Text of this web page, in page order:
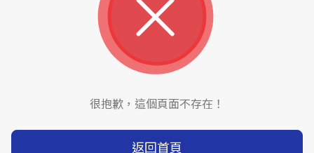
很抱歉，這個頁面不存在！
返回首頁